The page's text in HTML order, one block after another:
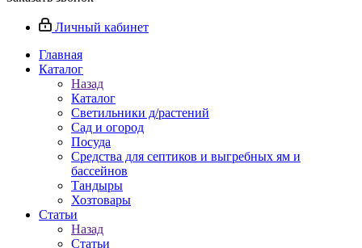
Личный кабинет
Главная
Каталог
Назад
Каталог
Светильники д/растений
Сад и огород
Посуда
Средства для септиков и выгребных ям и
бассейнов
Тандыры
Хозтовары
Статьи
Назад
Статьи